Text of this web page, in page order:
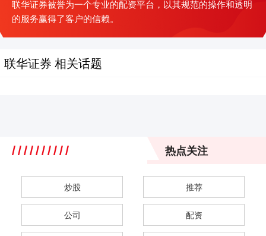
联华证券被誉为一个专业的配资平台，以其规范的操作和透明
的服务赢得了客户的信赖。
联华证券 相关话题
热点关注
炒股 推荐
公司 配资